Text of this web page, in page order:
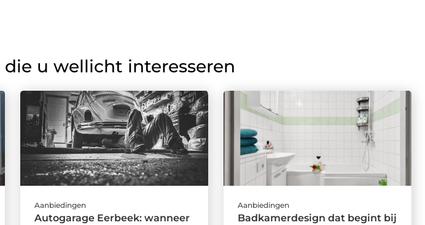
die u wellicht interesseren
Aanbiedingen
Autogarage Eerbeek: wanneer
Aanbiedingen
Badkamerdesign dat begint bij